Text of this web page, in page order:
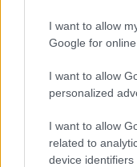
I want to allow
Google for
I want to allow
personalized
I want to allow
related to
device identifiers
nem fog
„A versenyzői piac
majd. Márquez
egy másik
változtatnunk kell a
nyitottak vagyunk,